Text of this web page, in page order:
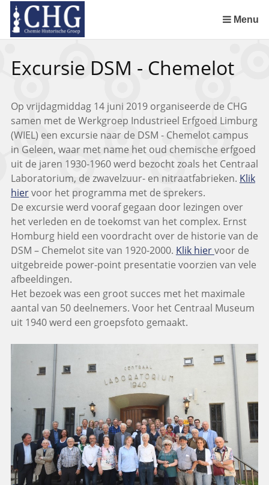
links
over
naar
de
Spring
naar
het
menu
Menu
Excursie DSM - Chemelot
Op vrijdagmiddag 14 juni 2019 organiseerde de CHG
samen met de Werkgroep Industrieel Erfgoed Limburg
(WIEL) een excursie naar de DSM - Chemelot campus
in Geleen, waar met name het oud chemische erfgoed
uit de jaren 1930-1960 werd bezocht zoals het Centraal
Laboratorium, de zwavelzuur- en nitraatfabrieken. Klik
hiervoor het programma met de sprekers.
De excursie werd vooraf gegaan door lezingen over
het verleden en de toekomst van het complex. Ernst
Homburg hield een voordracht over de historie van de
DSM – Chemelot site van 1920-2000. Klik hiervoor de
uitgebreide power-point presentatie voorzien van vele
afbeeldingen.
Het bezoek was een groot succes met het maximale
aantal van 50 deelnemers. Voor het Centraal Museum
uit 1940 werd een groepsfoto gemaakt.